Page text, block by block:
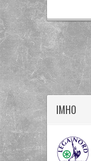
IMHO